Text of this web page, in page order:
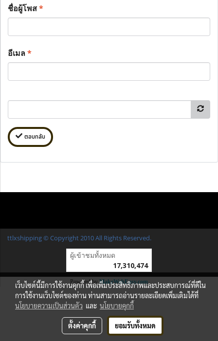
ชื่อผู้โพส*
อีเมล*
ตอบกลับ
ttlxshipping © Copyright 2010 All Rights Reserved.
ผู้เข้าชมวันนี้
Powered byMakeWebEasy.com
เว็บไซต์นี้มีการใช้งานคุกกี้ เพื่อเพิ่มประสิทธิภาพและประสบการณ์ที่ดีใน
การใช้งานเว็บไซต์ของท่าน ท่านสามารถอ่านรายละเอียดเพิ่มเติมได้ที่
นโยบายความเป็นส่วนตัว และ นโยบายคุกกี้
ตั้งค่าคุกกี้ ยอมรับทั้งหมด